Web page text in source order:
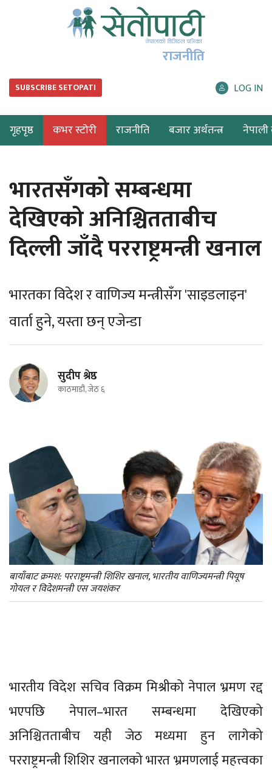
राजनीति
SUBSCRIBE SETOPATI LOG IN
गृहपृष्ठ कभर स्टोरी राजनीति बजार अर्थतन्त्र नेपाली
भारतसँगको सम्बन्धमा
देखिएको अनिश्चितताबीच
दिल्ली जाँदै परराष्ट्रमन्त्री खनाल
भारतका विदेश र वाणिज्य मन्त्रीसँग 'साइडलाइन'
वार्ता हुने, यस्ता छन् एजेन्डा
सुदीप श्रेष्ठ
काठमाडौं, जेठ ६
बायाँबाट क्रमश: परराष्ट्रमन्त्री शिशिर खनाल, भारतीय वाणिज्यमन्त्री पियूष
गोयल र विदेशमन्त्री एस जयशंकर
भारतीय विदेश सचिव विक्रम मिश्रीको नेपाल भ्रमण रद्द
भएपछि नेपाल–भारत सम्बन्धमा देखिएको
अनिश्चितताबीच यही जेठ मध्यमा हुन लागेको
परराष्ट्रमन्त्री शिशिर खनालको भारत भ्रमणलाई महत्त्वका